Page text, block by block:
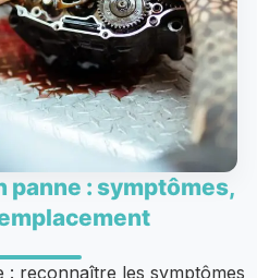
panne : symptômes,
reconnaître les symptômes